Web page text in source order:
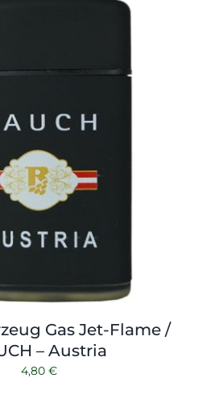
Gas Jet-Flame /
– Austria
4,80 €